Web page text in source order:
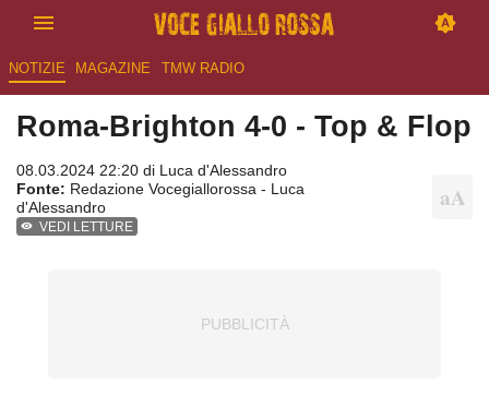
NOTIZIE MAGAZINE TMW RADIO
Roma-Brighton 4-0 - Top & Flop
08.03.2024 22:20 di Luca d'Alessandro
Fonte: Redazione Vocegiallorossa - Luca
d'Alessandro
VEDI LETTURE